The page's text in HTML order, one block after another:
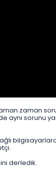
zaman
aynı sorunu
derledik.